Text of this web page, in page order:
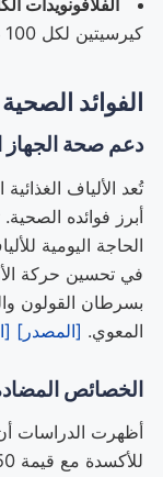
كيرسيتين لكل 100 غرام
الفوائد
دعم صحة
الحاجة اليومية
في تحسين حركة
بسرطان القولون
المعوي. [المصدر]
الخصائص
أظهرت الدراسات أن